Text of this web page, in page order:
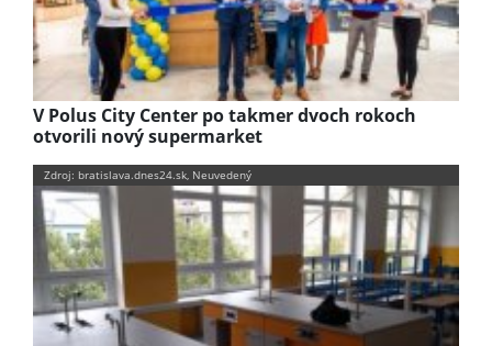
V Polus City Center po takmer dvoch rokoch
otvorili nový supermarket
Zdroj: bratislava.dnes24.sk, Neuvedený